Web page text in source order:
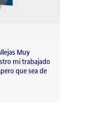
Muy
mi trabajado
que sea de